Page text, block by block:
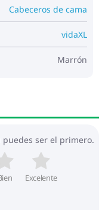
Cabeceros de cama
vidaXL
Marrón
ser el primero.
Excelente